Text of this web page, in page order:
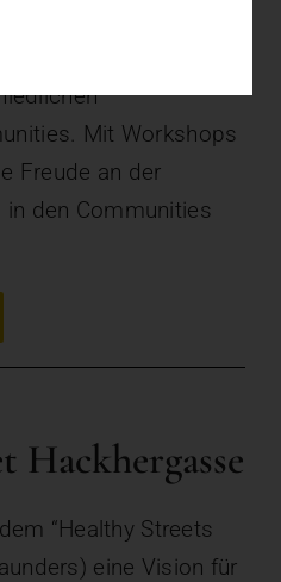
Mit Workshops
Freude an der
in den Communities
Hackhergasse
“Healthy Streets
eine Vision für